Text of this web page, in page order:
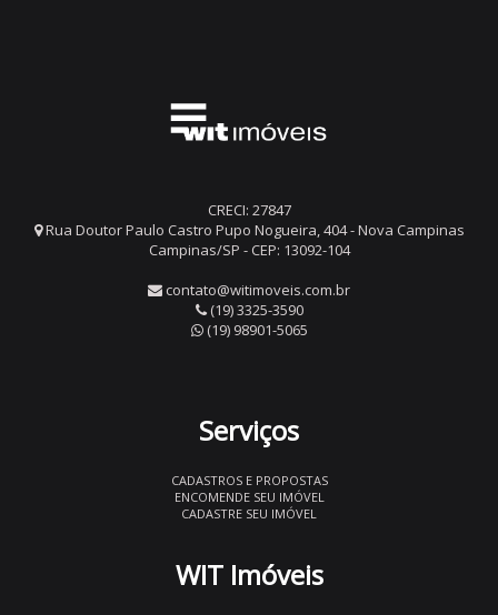
CRECI: 27847
Rua Doutor Paulo Castro Pupo Nogueira, 404 - Nova Campinas
Campinas/SP - CEP: 13092-104
contato@witimoveis.com.br
(19) 3325-3590
(19) 98901-5065
Serviços
CADASTROS E PROPOSTAS
ENCOMENDE SEU IMÓVEL
CADASTRE SEU IMÓVEL
WIT Imóveis